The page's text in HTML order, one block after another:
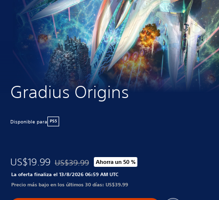
Gradius Origins
Disponible para PS5
US$19.99 Rebajado del precio original de US$39.99
US$39.99 Ahorra un 50 %
La oferta finaliza el 13/8/2026 06:59 AM UTC
Precio más bajo en los últimos 30 días: US$39.99